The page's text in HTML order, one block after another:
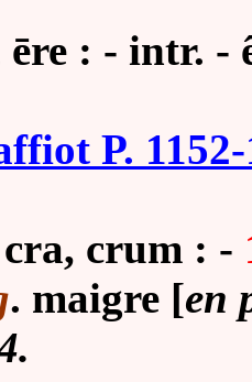
ēre : - intr. -
P.
crum : -
. maigre [en